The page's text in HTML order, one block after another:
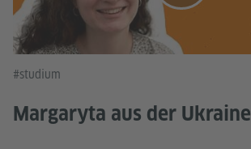
#studium
Margaryta aus der Ukraine